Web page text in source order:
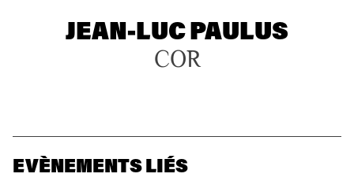
JEAN-LUC PAULUS
COR
EVÈNEMENTS LIÉS